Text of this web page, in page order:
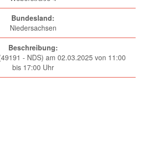
Bundesland:
Niedersachsen
Beschreibung:
- NDS) am 02.03.2025 von 11:00
bis 17:00 Uhr